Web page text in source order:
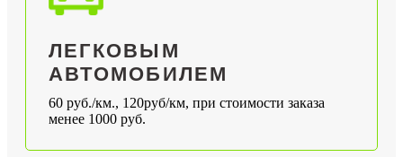
ЛЕГКОВЫМ
АВТОМОБИЛЕМ
60 руб./км., 120руб/км, при стоимости заказа
менее 1000 руб.